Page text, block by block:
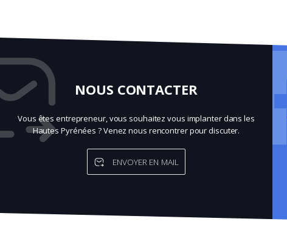
NOUS CONTACTER
Vous êtes entrepreneur, vous souhaitez vous implanter dans les
Hautes Pyrénées ? Venez nous rencontrer pour discuter.
ENVOYER EN MAIL